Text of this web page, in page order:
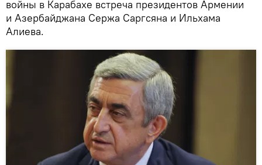
войны в Карабахе встреча президентов Армении
и Азербайджана Сержа Саргсяна и Ильхама
Алиева.